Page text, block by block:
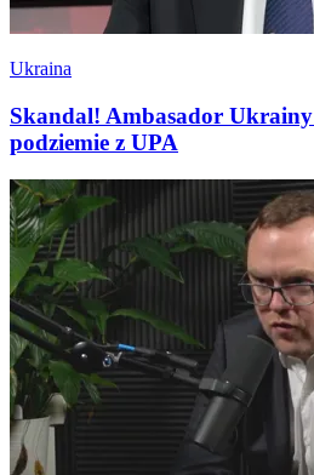
Ukraina
Skandal! Ambasador
podziemie z UPA